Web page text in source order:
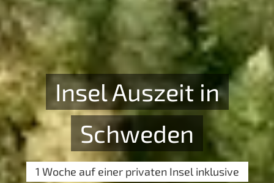
Insel Auszeit in
Schweden
1 Woche auf einer privaten Insel inklusive